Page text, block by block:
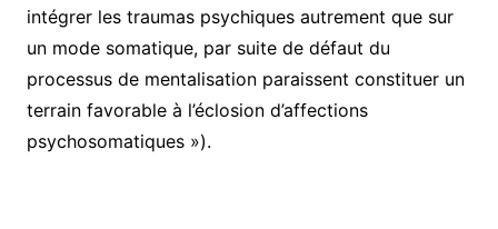
intégrer les traumas psychiques autrement que sur
un mode somatique, par suite de défaut du
processus de mentalisation paraissent constituer un
terrain favorable à l’éclosion d’affections
psychosomatiques »).